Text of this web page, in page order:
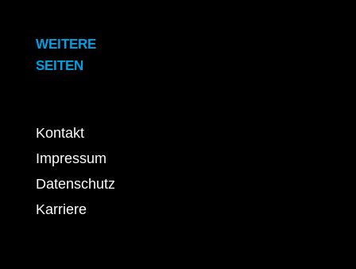
WEITERE
SEITEN
Kontakt
Impressum
Datenschutz
Karriere